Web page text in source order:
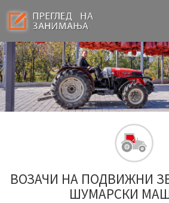
ВОЗАЧИ НА ПОДВИЖНИ
ШУМАРСКИ